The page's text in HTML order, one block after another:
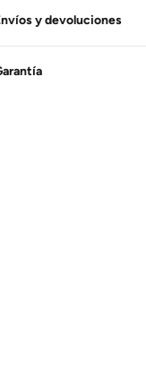
y devoluciones